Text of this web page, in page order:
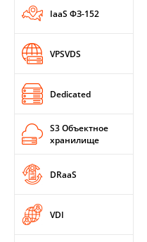
Об
издании
Реклама
Вакансии
Контакты
Дзен
Rutube
IaaS ФЗ-152
VPSVDS
Dedicated
S3 Объектное
хранилище
DRaaS
VDI